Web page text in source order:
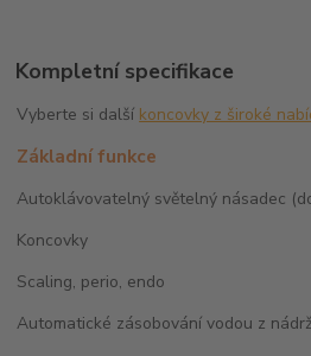
Kompletní specifikace
Vyberte si další koncovky z široké
Základní funkce
Autoklávovatelný světelný násadec
Koncovky
Scaling, perio, endo
Automatické zásobování vodou z